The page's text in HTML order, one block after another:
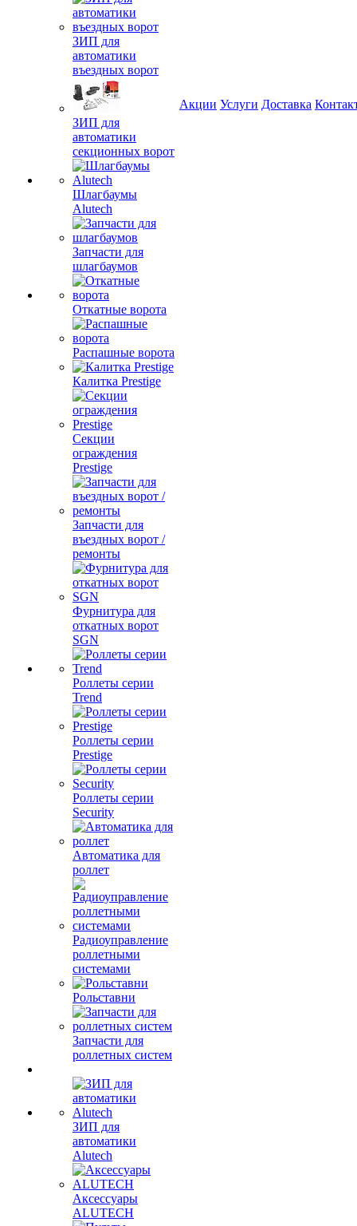
ЗИП для
автоматики
въездных ворот
ЗИП для
автоматики
секционных ворот
Шлагбаумы
Alutech
Запчасти для
шлагбаумов
Откатные ворота
Распашные ворота
Калитка Prestige
Секции
ограждения
Prestige
Запчасти для
въездных ворот /
ремонты
Фурнитура для
откатных ворот
SGN
Роллеты серии
Trend
Роллеты серии
Prestige
Роллеты серии
Security
Автоматика для
роллет
Радиоуправление
роллетными
системами
Рольставни
Запчасти для
роллетных систем
ЗИП для
автоматики
Alutech
Аксессуары
ALUTECH
Акции Услуги Доставка